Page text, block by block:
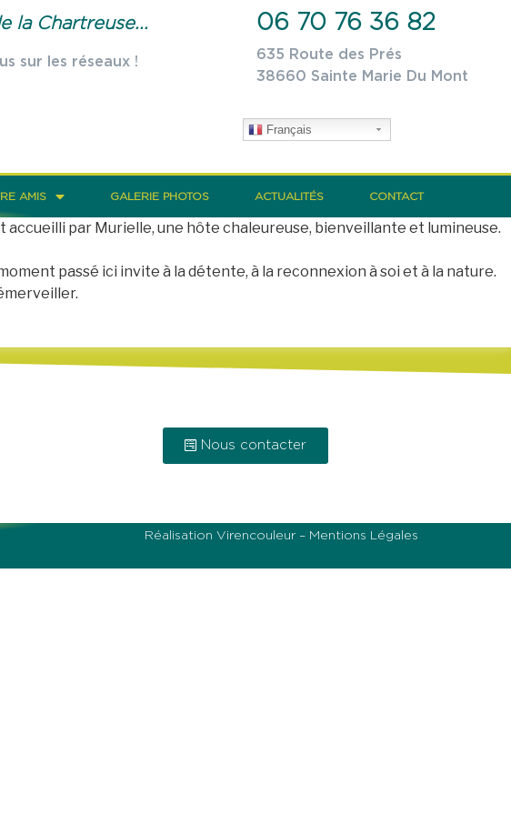
la Chartreuse...
sur les réseaux !
06 70 76 36 82
635 Route des Prés
38660 Sainte Marie Du Mont
Français
AMIS GALERIE PHOTOS ACTUALITÉS CONTACT
par Murielle, une hôte chaleureuse, bienveillante et lumineuse.
passé ici invite à la détente, à la reconnexion à soi et à la nature.
Nous contacter
Réalisation Virencouleur – Mentions Légales